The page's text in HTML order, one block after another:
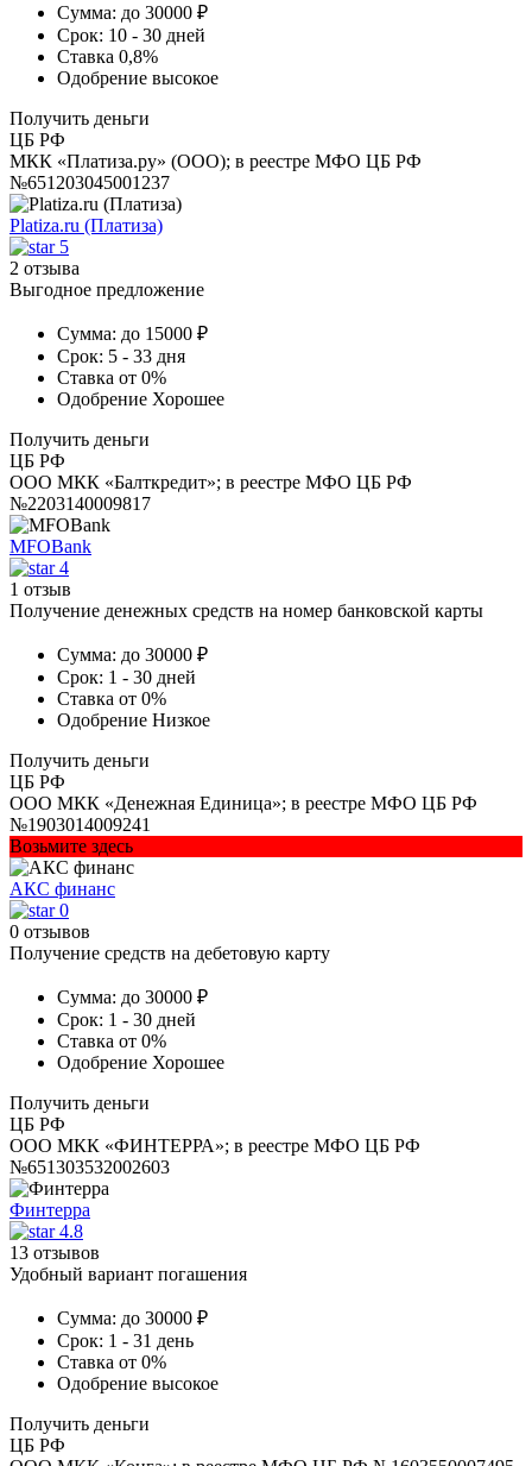
Сумма: до 30000 ₽
Срок: 10 - 30 дней
Ставка 0,8%
Одобрение высокое
Получить деньги
ЦБ РФ
МКК «Платиза.ру» (ООО); в реестре МФО ЦБ РФ
№651203045001237
Platiza.ru (Платиза)
5
2 отзыва
Выгодное предложение
Сумма: до 15000 ₽
Срок: 5 - 33 дня
Ставка от 0%
Одобрение Хорошее
Получить деньги
ЦБ РФ
ООО МКК «Балткредит»; в реестре МФО ЦБ РФ
№2203140009817
MFOBank
4
1 отзыв
Получение денежных средств на номер банковской карты
Сумма: до 30000 ₽
Срок: 1 - 30 дней
Ставка от 0%
Одобрение Низкое
Получить деньги
ЦБ РФ
ООО МКК «Денежная Единица»; в реестре МФО ЦБ РФ
№1903014009241
Возьмите здесь
АКС финанс
0
0 отзывов
Получение средств на дебетовую карту
Сумма: до 30000 ₽
Срок: 1 - 30 дней
Ставка от 0%
Одобрение Хорошее
Получить деньги
ЦБ РФ
ООО МКК «ФИНТЕРРА»; в реестре МФО ЦБ РФ
№651303532002603
Финтерра
4.8
13 отзывов
Удобный вариант погашения
Сумма: до 30000 ₽
Срок: 1 - 31 день
Ставка от 0%
Одобрение высокое
Получить деньги
ЦБ РФ